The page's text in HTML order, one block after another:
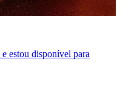
estou disponível para